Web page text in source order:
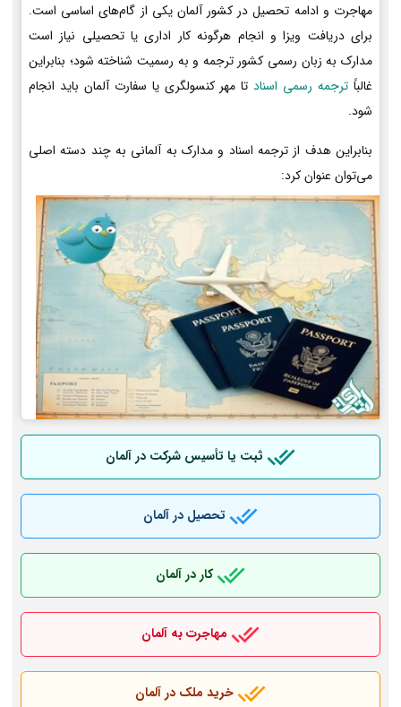
مهاجرت و ادامه تحصیل در کشور آلمان یکی از گام‌های اساسی است.
برای دریافت ویزا و انجام هرگونه کار اداری یا تحصیلی نیاز است
مدارک به زبان رسمی کشور ترجمه و به رسمیت شناخته شود؛ بنابراین
غالباً ترجمه رسمی اسنادتا مهر کنسولگری یا سفارت آلمان باید انجام
شود.
بنابراین هدف از ترجمه اسناد و مدارک به آلمانی به چند دسته اصلی
می‌توان عنوان کرد:
ثبت یا تأسیس شرکت در آلمان
تحصیل در آلمان
کار در آلمان
مهاجرت به آلمان
خرید ملک در آلمان